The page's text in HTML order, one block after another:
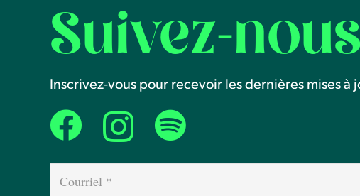
Suivez-nous
Inscrivez-vous pour recevoir les dernières mises à